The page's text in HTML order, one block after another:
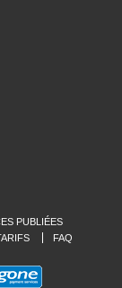
lien
PUBLIÉES
FAQ